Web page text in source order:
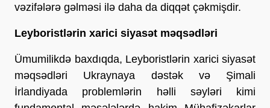
vəzifələrə gəlməsi ilə daha da diqqət çəkmişdir.
Leyboristlərin xarici siyasət məqsədləri
Ümumilikdə baxdıqda, Leyboristlərin xarici siyasət
məqsədləri Ukraynaya dəstək və Şimali
İrlandiyada problemlərin həlli səyləri kimi